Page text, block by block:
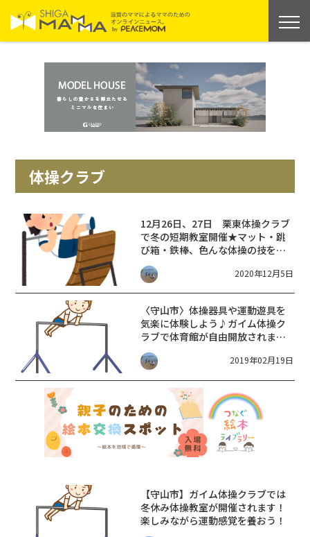
体操クラブ
12月26日、27日 栗東体操クラブ
で冬の短期教室開催★マット・跳
び箱・鉄棒、色んな体操の技を身
につけよう！
2020年12月5日
〈守山市〉体操器具や運動遊具を
気楽に体験しよう♪ガイム体操ク
ラブで体育館が自由開放されます
よ【2月24日】
2019年02月19日
【守山市】ガイム体操クラブでは
冬休み体操教室が開催されます！
楽しみながら運動感覚を養おう！